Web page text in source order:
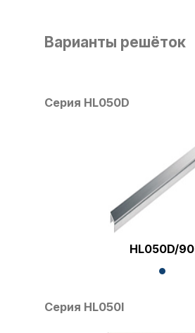
Варианты решёток
Серия HL050D
HL050D/90
Серия HL050I